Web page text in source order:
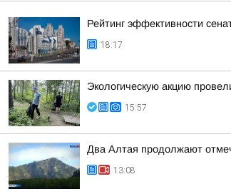
Рейтинг эффективности
18:17
Экологическую акцию
15:57
Два Алтая продолжают
13:08